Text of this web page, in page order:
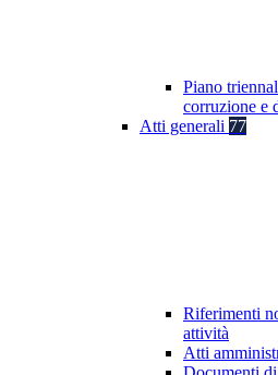
Piano
corruzione e
Atti generali 77
Riferimenti
attività
Atti